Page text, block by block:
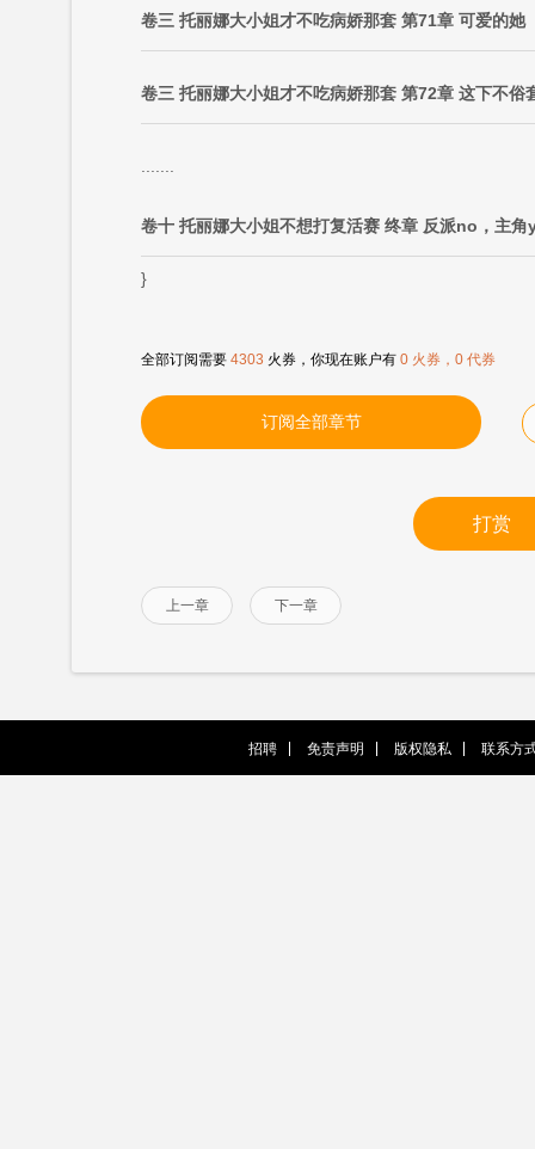
卷三 托丽娜大小姐才不吃病娇那套 第71章 可爱的她
卷三 托丽娜大小姐才不吃病娇那套 第72章 这下不俗
卷十 托丽娜大小姐不想打复活赛 终章 反派no，主角
}
全部订阅需要 4303 火券，你现在账户有 0 火券，0 代券
订阅全部章节
打赏
上一章 下一章
招聘 免责声明 版权隐私 联系方